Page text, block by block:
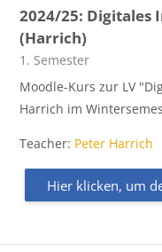
2024/25:
(Harrich)
Kursbereich
1. Semester
Moodle-Kurs zur LV
Harrich im
Teacher: Peter Harrich
Hier klicken, um